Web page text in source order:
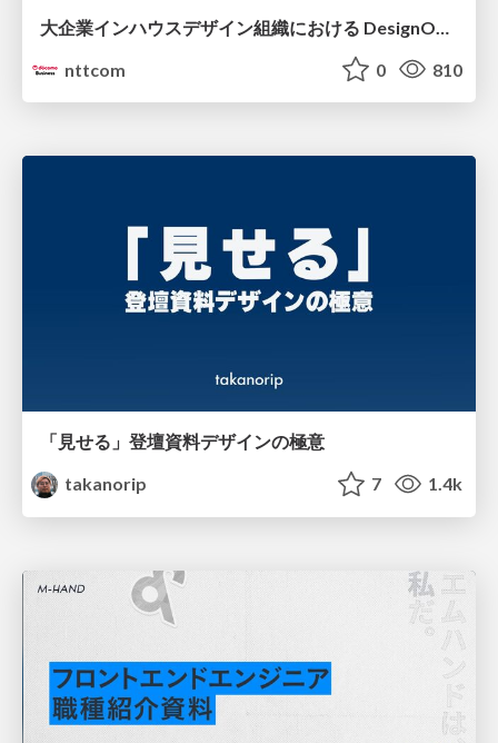
nttcom
0 810
「見せる」登壇資料デザインの極意
takanorip
7 1.4k